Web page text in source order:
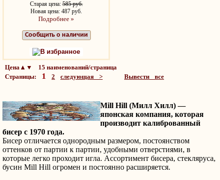
Старая цена:585 руб.
Новая цена: 487 руб.
Подробнее »
Сообщить о наличии
В избранное
Цена▲▼ 15 наименований/страница
Страницы: 1 2 следующая > Вывести все
Mill Hill (Милл Хилл) —
японская компания, которая
производит калиброванный
бисер с 1970 года.
Бисер отличается однородным размером, постоянством
оттенков от партии к партии, удобными отверстиями, в
которые легко проходит игла. Ассортимент бисера, стекляруса,
бусин Mill Hill огромен и постоянно расширяется.